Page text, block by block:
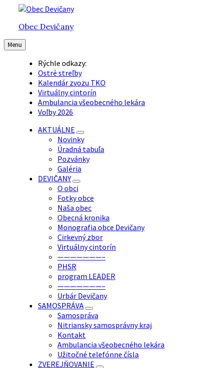
Preskočiť
obsah
Preskočiť
hlavnú
navigáciu
Preskočiť
pätičkuObec Devičany
Menu
Rýchle odkazy:
Ostré streľby
Kalendár zvozu TKO
Virtuálny cintorín
Ambulancia všeobecného lekára
Voľby 2026
AKTUÁLNE
Novinky
Úradná tabuľa
Pozvánky
Galéria
DEVIČANY
O obci
Fotky obce
Naša obec
Obecná kronika
Monografia obce Devičany
Cirkevný zbor
Virtuálny cintorín
———————–
PHSR
program LEADER
———————–
Urbár Devičany
SAMOSPRÁVA
Samospráva
Nitriansky samosprávny kraj
Kontakt
Ambulancia všeobecného lekára
Užitočné telefónne čísla
ZVEREJŇOVANIE